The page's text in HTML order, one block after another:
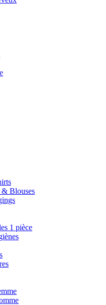
& Blouses
1 pièce